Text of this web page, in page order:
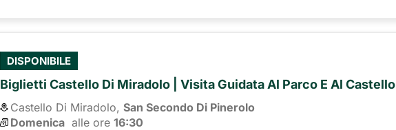
DISPONIBILE
Biglietti Castello Di Miradolo | Visita Guidata Al Parco E Al Castello
Castello Di Miradolo, San Secondo Di Pinerolo
Domenica alle ore 16:30